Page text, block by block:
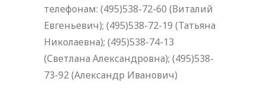
телефонам: (495)538-72-60 (Виталий
Евгеньевич); (495)538-72-19 (Татьяна
Николаевна); (495)538-74-13
(Светлана Александровна); (495)538-
73-92 (Александр Иванович)